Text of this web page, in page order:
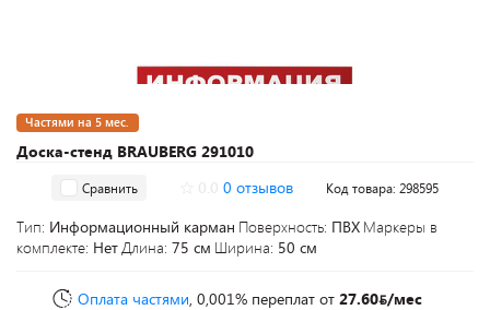
Доска-стенд BRAUBERG 291010
Частями на 5 мес.
Сравнить 0 отзывов Код товара: 298595
Тип: Информационный карман Поверхность: ПВХ Маркеры в
комплекте: НетДлина: 75 см Ширина: 50 см
Оплата частями, 0,001% переплат от 27.60 /мес